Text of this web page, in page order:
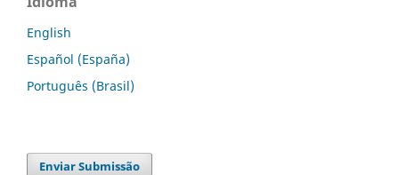
English
Español (España)
Português (Brasil)
Enviar Submissão